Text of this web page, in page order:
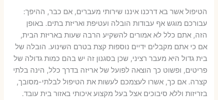
הטיפול אשר בא דרכנו איננו שירותי מעברים, אם כבר, ההיפך:
עבורכם מוגש אף עבודות הובלה ועטיפת ואריזת בתים. באופן
הזה, אתם כלל לא אמורים להשקיע הרבה שעות באריזת הבית,
אם כי אתם מקבלים ידיים נוספות קצת בטרם השינוע. הובלה של
בית גדול היא מעבר רציני, שכן בסגנון זה יש בהם כמות גדולה של
פריטים, ופשוט כך הוצאה לפועל של אריזה בדרך כלל, הינה בלתי
קצרה. אם כך, אשרו לעצמכם לעשות את הטיפול לבלתי-מסובך,
בזריזות וללא סיבוכים אצל בעל מקצוע איכותי באזור בית עובד.